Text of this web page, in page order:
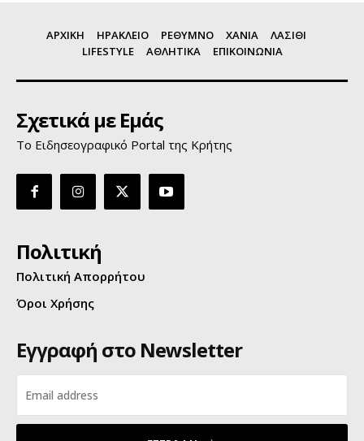
ΑΡΧΙΚΗ ΗΡΑΚΛΕΙΟ ΡΕΘΥΜΝΟ ΧΑΝΙΑ
ΛΑΣΙΘΙ
LIFESTYLE
ΑΘΛΗΤΙΚΑ ΕΠΙΚΟΙΝΩΝΙΑ
Σχετικά με Εμάς
Το Ειδησεογραφικό Portal της Κρήτης
Πολιτική
Πολιτική Απορρήτου
Όροι Χρήσης
Εγγραφή στο Newsletter